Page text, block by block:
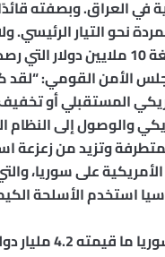
في العراق. وبصفته
نحو التيار الرئيسي.
القومي: “لقد
المستقبلي أو
والوصول إلى
وتزيد من زعزعة
على سوريا،
استخدم الأسلحة
في عام